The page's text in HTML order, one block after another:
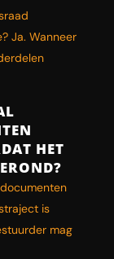
Ja. Wanneer
HET
is
mag